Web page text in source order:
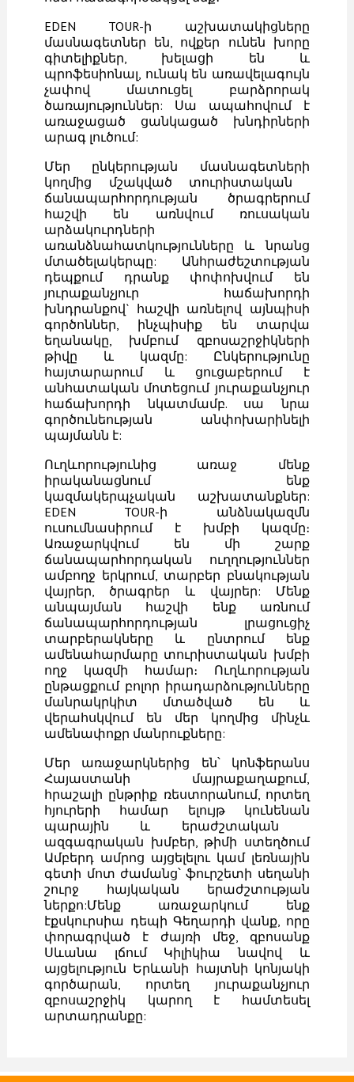
EDEN TOUR-ի աշխատակիցները
մասնագետներ են, ովքեր ունեն խորը
գիտելիքներ, խելացի են և
պրոֆեսիոնալ, ունակ են առավելագույն
չափով մատուցել բարձրորակ
ծառայություններ: Սա ապահովում է
առաջացած ցանկացած խնդիրների
արագ լուծում:
Մեր ընկերության մասնագետների
կողմից մշակված տուրիստական ​​
ճանապարհորդության ծրագրերում
հաշվի են առնվում ռուսական
արձակուրդների
առանձնահատկությունները և նրանց
մտածելակերպը: Անհրաժեշտության
դեպքում դրանք փոփոխվում են
յուրաքանչյուր հաճախորդի
խնդրանքով` հաշվի առնելով այնպիսի
գործոններ, ինչպիսիք են տարվա
եղանակը, խմբում զբոսաշրջիկների
թիվը և կազմը: Ընկերությունը
հայտարարում և ցուցաբերում է
անհատական ​​մոտեցում յուրաքանչյուր
հաճախորդի նկատմամբ. սա նրա
գործունեության անփոխարինելի
պայմանն է:
Ուղևորությունից առաջ մենք
իրականացնում ենք
կազմակերպչական աշխատանքներ:
EDEN TOUR-ի անձնակազմն
ուսումնասիրում է խմբի կազմը։
Առաջարկվում են մի շարք
ճանապարհորդական ուղղություններ
ամբողջ երկրում, տարբեր բնակության
վայրեր, ծրագրեր և վայրեր: Մենք
անպայման հաշվի ենք առնում
ճանապարհորդության լրացուցիչ
տարբերակները և ընտրում ենք
ամենահարմարը տուրիստական ​​խմբի
ողջ կազմի համար։ Ուղևորության
ընթացքում բոլոր իրադարձությունները
մանրակրկիտ մտածված են և
վերահսկվում են մեր կողմից մինչև
ամենափոքր մանրուքները:
Մեր առաջարկներից են՝ կոնֆերանս
Հայաստանի մայրաքաղաքում,
հրաշալի ընթրիք ռեստորանում, որտեղ
հյուրերի համար ելույթ կունենան
պարային և երաժշտական ​​
ազգագրական խմբեր, թիմի ստեղծում
Ամբերդ ամրոց այցելելու կամ լեռնային
գետի մոտ ժամանց՝ ֆուրշետի սեղանի
շուրջ հայկական երաժշտության
ներքո:Մենք առաջարկում ենք
էքսկուրսիա դեպի Գեղարդի վանք, որը
փորագրված է ժայռի մեջ, զբոսանք
Սևանա լճում Կիլիկիա նավով և
այցելություն Երևանի հայտնի կոնյակի
գործարան, որտեղ յուրաքանչյուր
զբոսաշրջիկ կարող է համտեսել
արտադրանքը: